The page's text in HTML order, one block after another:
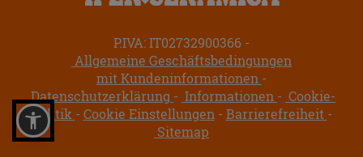
P.IVA: IT02732900366
Allgemeine Geschäftsbedingungen
mit Kundeninformationen
Datenschutzerklärung
Informationen
Cookie-
Politik
Cookie Einstellungen
Barrierefreiheit
Sitemap